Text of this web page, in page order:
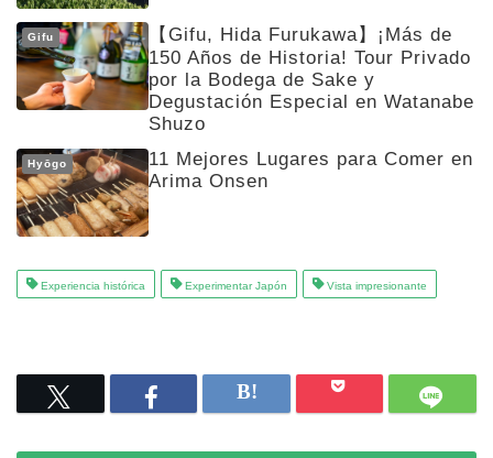
Gifu
【Gifu, Hida Furukawa】¡Más de
150 Años de Historia! Tour Privado
por la Bodega de Sake y
Degustación Especial en Watanabe
Shuzo
Hyōgo
11 Mejores Lugares para Comer en
Arima Onsen
Experiencia histórica Experimentar Japón Vista impresionante